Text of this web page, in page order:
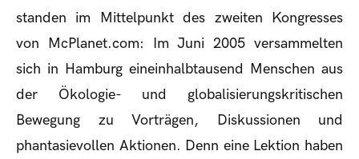
standen im Mittelpunkt des zweiten Kongresses
von McPlanet.com: Im Juni 2005 versammelten
sich in Hamburg eineinhalbtausend Menschen aus
der Ökologie- und globalisierungskritischen
Bewegung zu Vorträgen, Diskussionen und
phantasievollen Aktionen. Denn eine Lektion haben